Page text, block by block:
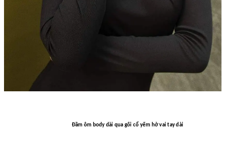
Đầm ôm body dài qua gối cổ yếm hở vai tay dài